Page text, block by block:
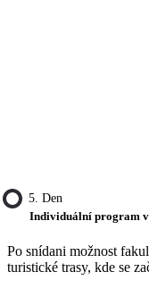
5. Den
Individuální program v
Po snídani možnost
turistické trasy, kde se